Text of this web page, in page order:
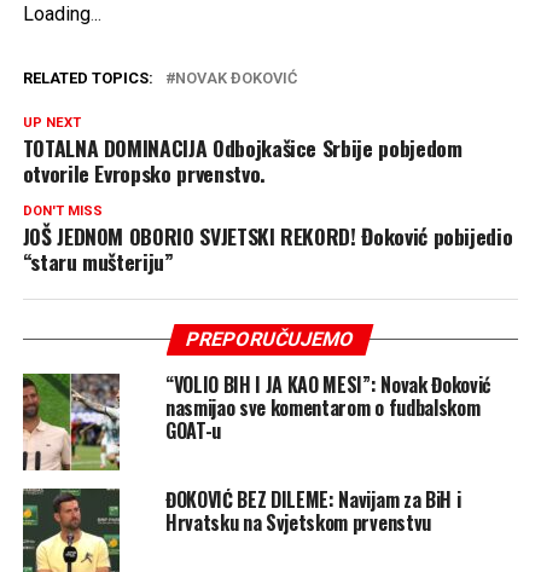
Loading...
RELATED TOPICS: NOVAK ĐOKOVIĆ
UP NEXT
TOTALNA DOMINACIJA Odbojkašice Srbije pobjedom
otvorile Evropsko prvenstvo.
DON'T MISS
JOŠ JEDNOM OBORIO SVJETSKI REKORD! Đoković pobijedio
“staru mušteriju”
PREPORUČUJEMO
“VOLIO BIH I JA KAO MESI”: Novak Đoković
nasmijao sve komentarom o fudbalskom
GOAT-u
ĐOKOVIĆ BEZ DILEME: Navijam za BiH i
Hrvatsku na Svjetskom prvenstvu